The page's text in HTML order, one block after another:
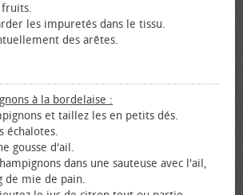
les impuretés dans le tissu.
des arêtes.
à la bordelaise :
et taillez les en petits dés.
échalotes.
gousse d'ail.
dans une sauteuse avec l'ail,
de mie de pain.